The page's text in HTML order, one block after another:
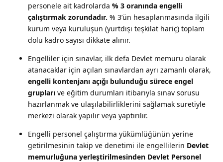
personele ait kadrolarda % 3 oranında engelli
çalıştırmak zorundadır. % 3’ün hesaplanmasında ilgili
kurum veya kuruluşun (yurtdışı teşkilat hariç) toplam
dolu kadro sayısı dikkate alınır.
Engelliler için sınavlar, ilk defa Devlet memuru olarak
atanacaklar için açılan sınavlardan ayrı zamanlı olarak,
engelli kontenjanı açığı bulunduğu sürece engel
grupları ve eğitim durumları itibarıyla sınav sorusu
hazırlanmak ve ulaşılabilirliklerini sağlamak suretiyle
merkezi olarak yapılır veya yaptırılır.
Engelli personel çalıştırma yükümlüğünün yerine
getirilmesinin takip ve denetimi ile engellilerin Devlet
memurluğuna yerleştirilmesinden Devlet Personel